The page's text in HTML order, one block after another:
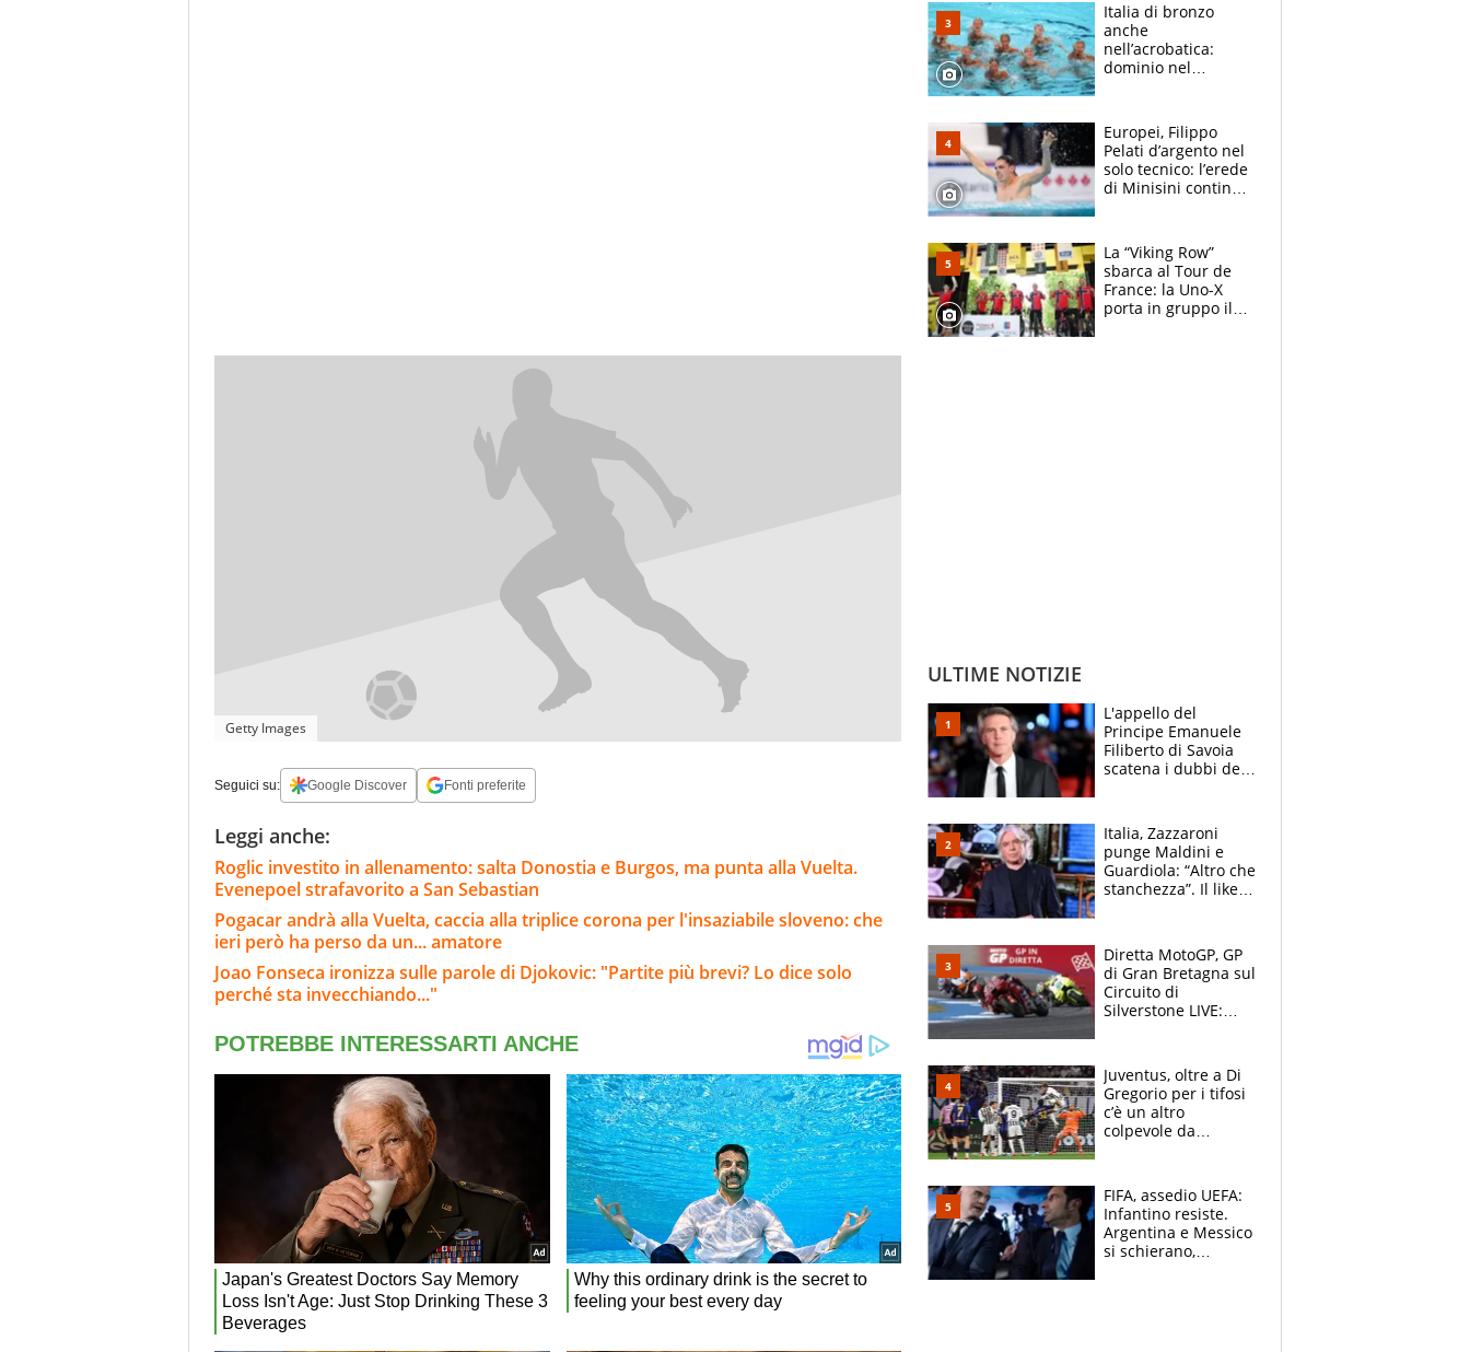
Getty Images
Seguici su: Google Discover Fonti preferite
Leggi anche:
Roglic investito in allenamento: salta Donostia e Burgos, ma punta alla Vuelta.
Evenepoel strafavorito a San Sebastian
Pogacar andrà alla Vuelta, caccia alla triplice corona per l'insaziabile sloveno: che
ieri però ha perso da un... amatore
Joao Fonseca ironizza sulle parole di Djokovic: "Partite più brevi? Lo dice solo
perché sta invecchiando..."
Italia di bronzo
anche
nell’acrobatica:
dominio nel
e compagni
continuare
Europei, Filippo
Pelati d’argento nel
solo tecnico: l’erede
di Minisini continua
mirino
La “Viking Row”
sbarca al Tour de
France: la Uno-X
porta in gruppo il
ULTIME NOTIZIE
L'appello del
Principe Emanuele
Filiberto di Savoia
scatena i dubbi dei
Italia, Zazzaroni
punge Maldini e
Guardiola: “Altro che
stanchezza”. Il like
Diretta MotoGP, GP
di Gran Bretagna sul
Circuito di
Silverstone LIVE:
Ducati in affanno
Juventus, oltre a Di
Gregorio per i tifosi
c’è un altro
colpevole da
FIFA, assedio UEFA:
Infantino resiste.
Argentina e Messico
si schierano,